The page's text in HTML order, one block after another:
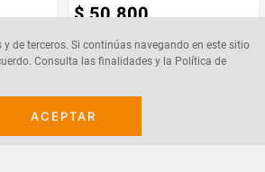
de terceros. Si continúas navegando en este sitio
Consulta las finalidades y la Política de
ACEPTAR
$50.800